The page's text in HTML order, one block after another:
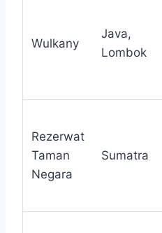
Wulkany
Java,
Lombok
Rezerwat
Taman
Negara
Sumatra